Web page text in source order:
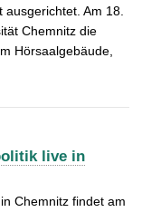
ausgerichtet. Am 18.
Chemnitz die
Hörsaalgebäude,
live in
Chemnitz findet am